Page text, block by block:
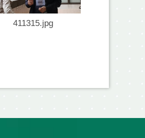
411315.jpg